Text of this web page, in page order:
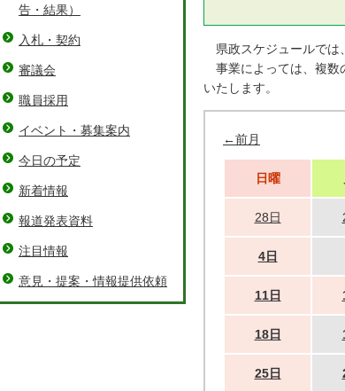
県政スケジュールでは
事業によっては、複数
いたします。
←前月
日曜
28日
4日
11日
18日
25日
告・結果）
入札・契約
審議会
職員採用
イベント・募集案内
今日の予定
新着情報
報道発表資料
注目情報
意見・提案・情報提供依頼